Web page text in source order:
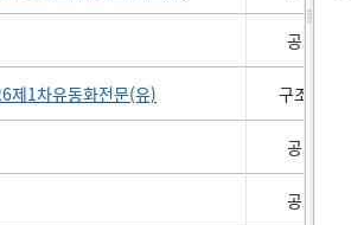
공모채권
제1차유동화전문(유) 구조화채
공모채권
공모채권